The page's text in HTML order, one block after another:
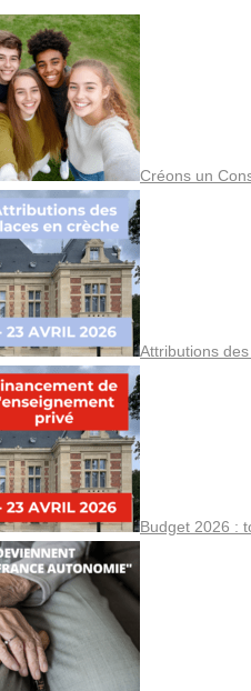
Créons un
Attributions
Budget 2026 :